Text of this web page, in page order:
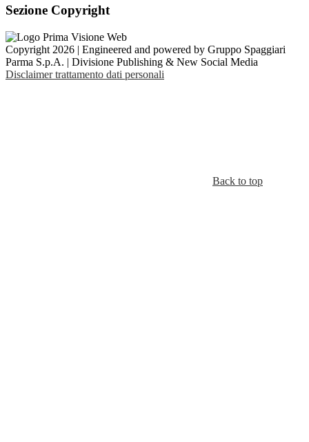
Sezione Copyright
Copyright 2026 | Engineered and powered by Gruppo Spaggiari
Parma S.p.A. | Divisione Publishing & New Social Media
Disclaimer trattamento dati personali
Back to top